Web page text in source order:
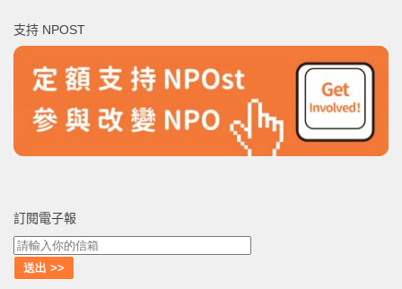
字:
支持 NPOST
訂閱電子報